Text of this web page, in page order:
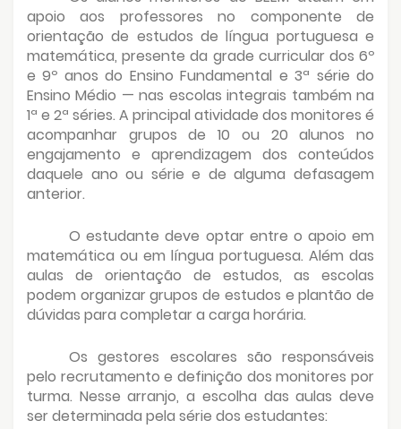
apoio aos professores no componente de
orientação de estudos de língua portuguesa e
matemática, presente da grade curricular dos 6º
e 9º anos do Ensino Fundamental e 3ª série do
Ensino Médio — nas escolas integrais também na
1ª e 2ª séries. A principal atividade dos monitores é
acompanhar grupos de 10 ou 20 alunos no
engajamento e aprendizagem dos conteúdos
daquele ano ou série e de alguma defasagem
anterior.
O estudante deve optar entre o apoio em
matemática ou em língua portuguesa. Além das
aulas de orientação de estudos, as escolas
podem organizar grupos de estudos e plantão de
dúvidas para completar a carga horária.
Os gestores escolares são responsáveis
pelo recrutamento e definição dos monitores por
turma. Nesse arranjo, a escolha das aulas deve
ser determinada pela série dos estudantes: